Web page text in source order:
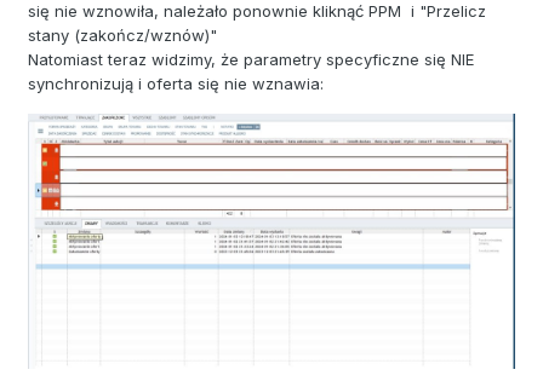
się nie wznowiła, należało ponownie kliknąć PPM i "Przelicz
stany (zakończ/wznów)"
Natomiast teraz widzimy, że parametry specyficzne się NIE
synchronizują i oferta się nie wznawia: